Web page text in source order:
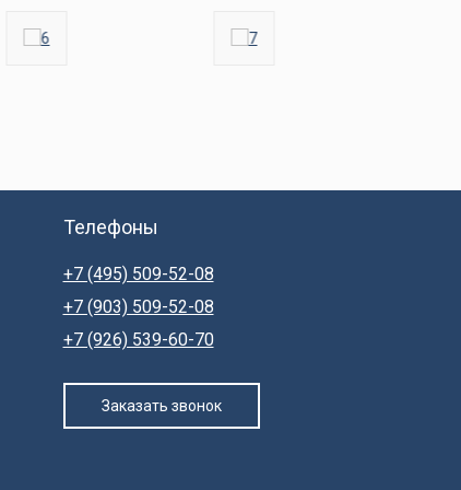
Телефоны
+7 (495) 509-52-08
+7 (903) 509-52-08
+7 (926) 539-60-70
Заказать звонок